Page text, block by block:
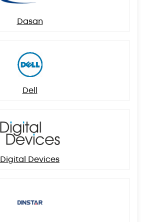
Dasan
Dell
Digital Devices